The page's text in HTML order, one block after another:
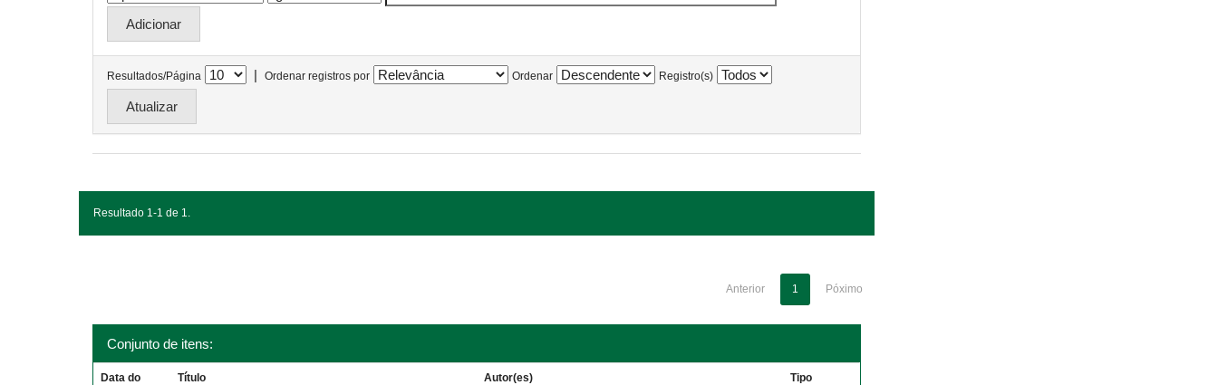
Resultados/Página | Ordenar registros por Ordenar Registro(s)
Resultado 1-1 de 1.
Anterior 1 Póximo
Conjunto de itens:
Data do Título Autor(es) Tipo